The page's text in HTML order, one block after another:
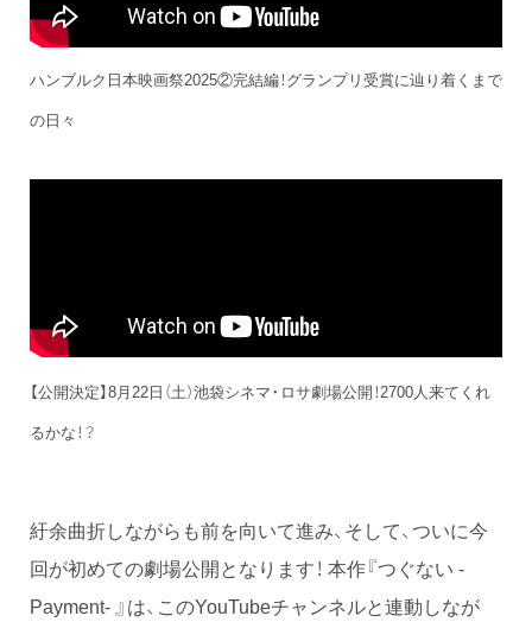
ハンブルク日本映画祭2025②完結編！グランプリ受賞に辿り着くまで
の日々
【公開決定】8月22日（土）池袋シネマ・ロサ劇場公開！2700人来てくれ
るかな！？
紆余曲折しながらも前を向いて進み、そして、ついに今
回が初めての劇場公開となります！ 本作『つぐない -
Payment- 』は、このYouTubeチャンネルと連動しなが